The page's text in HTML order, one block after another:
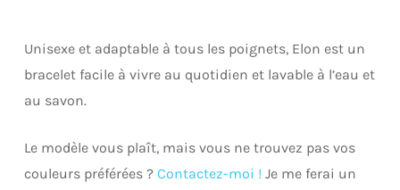
Unisexe et adaptable à tous les poignets, Elon est un
bracelet facile à vivre au quotidien et lavable à l’eau et
au savon.
Le modèle vous plaît, mais vous ne trouvez pas vos
couleurs préférées ? Contactez-moi ! Je me ferai un